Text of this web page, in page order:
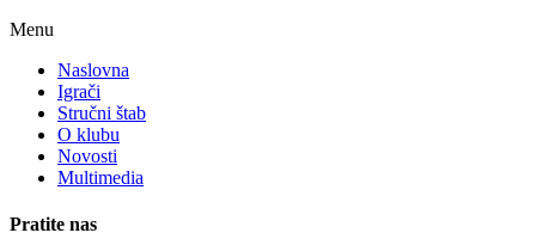
Menu
Naslovna
Igrači
Stručni štab
O klubu
Novosti
Multimedia
Pratite nas